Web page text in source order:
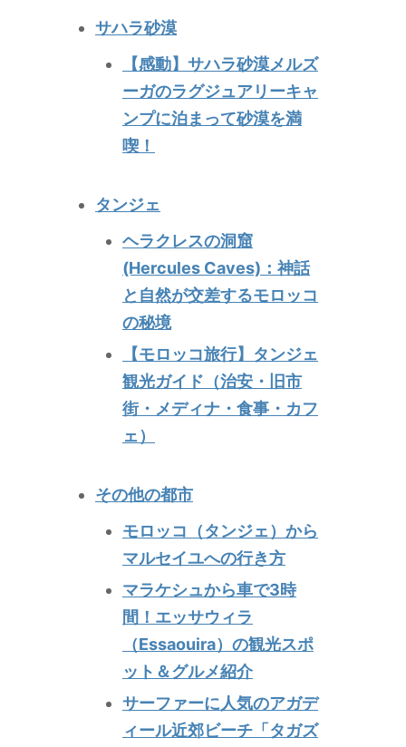
サハラ砂漠
【感動】サハラ砂漠メルズ
ーガのラグジュアリーキャ
ンプに泊まって砂漠を満
喫！
タンジェ
ヘラクレスの洞窟
(Hercules Caves)：神話
と自然が交差するモロッコ
の秘境
【モロッコ旅行】タンジェ
観光ガイド（治安・旧市
街・メディナ・食事・カフ
ェ）
その他の都市
モロッコ（タンジェ）から
マルセイユへの行き方
マラケシュから車で3時
間！エッサウィラ
（Essaouira）の観光スポ
ット＆グルメ紹介
サーファーに人気のアガデ
ィール近郊ビーチ「タガズ